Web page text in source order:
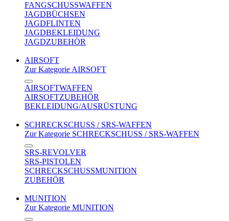
FANGSCHUSSWAFFEN
JAGDBÜCHSEN
JAGDFLINTEN
JAGDBEKLEIDUNG
JAGDZUBEHÖR
AIRSOFT
Zur Kategorie AIRSOFT
AIRSOFTWAFFEN
AIRSOFTZUBEHÖR
BEKLEIDUNG/AUSRÜSTUNG
SCHRECKSCHUSS / SRS-WAFFEN
Zur Kategorie SCHRECKSCHUSS / SRS-WAFFEN
SRS-REVOLVER
SRS-PISTOLEN
SCHRECKSCHUSSMUNITION
ZUBEHÖR
MUNITION
Zur Kategorie MUNITION